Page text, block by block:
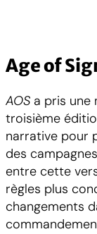
Age of
AOS a pris une
troisième
narrative pour
des
entre cette
règles plus
changements